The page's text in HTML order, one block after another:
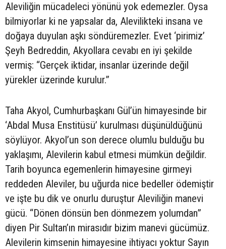
Aleviliğin mücadeleci yönünü yok edemezler. Oysa
bilmiyorlar ki ne yapsalar da, Alevilikteki insana ve
doğaya duyulan aşkı söndüremezler. Evet ‘pirimiz’
Şeyh Bedreddin, Akyollara cevabı en iyi şekilde
vermiş: “Gerçek iktidar, insanlar üzerinde değil
yürekler üzerinde kurulur.”
Taha Akyol, Cumhurbaşkanı Gül’ün himayesinde bir
‘Abdal Musa Enstitüsü’ kurulması düşünüldüğünü
söylüyor. Akyol’un son derece olumlu bulduğu bu
yaklaşımı, Alevilerin kabul etmesi mümkün değildir.
Tarih boyunca egemenlerin himayesine girmeyi
reddeden Aleviler, bu uğurda nice bedeller ödemiştir
ve işte bu dik ve onurlu duruştur Aleviliğin manevi
gücü. “Dönen dönsün ben dönmezem yolumdan”
diyen Pir Sultan’ın mirasıdır bizim manevi gücümüz.
Alevilerin kimsenin himayesine ihtiyacı yoktur Sayın